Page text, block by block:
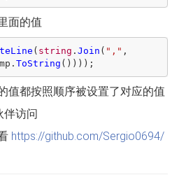
面的值
( string . Join ( "," ,
. ToString ())));
值都按照顺序被设置了对应的值
伴访问
https://github.com/Sergio0694/